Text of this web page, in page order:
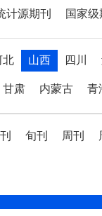
计源期刊 国家级
北 山西 四川
甘肃 内蒙古 青
旬刊 周刊